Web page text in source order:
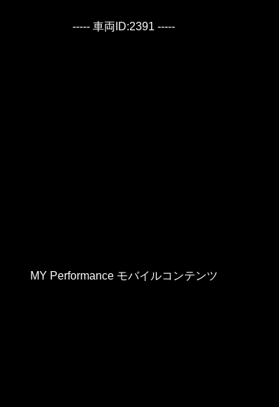
----- 車両ID:2391 -----
MY Performance モバイルコンテンツ